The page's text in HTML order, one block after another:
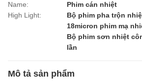
Name:
Phim cán nhiệt
High Light:
Bộ phim pha trộn
18micron phim mạ
Bộ phim sơn nhiệt
lần
Mô tả sản phẩm